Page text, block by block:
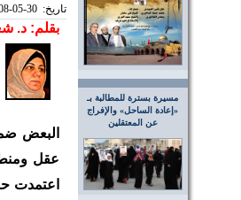
مسيرة بسترة للمطالبة بـ
«إعادة الساحل» والإفراج
عن المعتقلين
تاريخ: 05-30
بقلم: د.
البعض
عقل
اعتمدت